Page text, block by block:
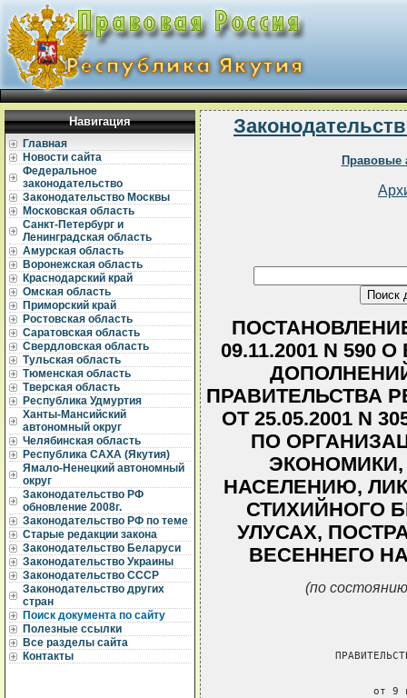
Навигация
Главная
Новости сайта
Федеральное
законодательство
Законодательство Москвы
Московская область
Санкт-Петербург и
Ленинградская область
Амурская область
Воронежская область
Краснодарский край
Омская область
Приморский край
Ростовская область
Саратовская область
Свердловская область
Тульская область
Тюменская область
Тверская область
Республика Удмуртия
Ханты-Мансийский
автономный округ
Челябинская область
Республика САХА (Якутия)
Ямало-Ненецкий автономный
округ
Законодательство РФ
обновление 2008г.
Законодательство РФ по теме
Старые редакции закона
Законодательство Беларуси
Законодательство Украины
Законодательство СССР
Законодательство других
стран
Поиск документа по сайту
Полезные ссылки
Все разделы сайта
Контакты
Правовые
09.11.2001 N
ПРАВИТЕЛЬСТВА
ОТ 25.05.2001 N
ПО
НАСЕЛЕНИЮ,
СТИХИЙНОГО
УЛУСАХ,
ВЕСЕННЕГО
(по
от 9